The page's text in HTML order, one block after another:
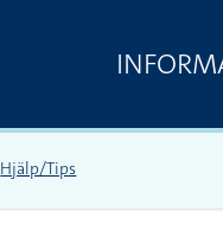
Hjälp/Tips